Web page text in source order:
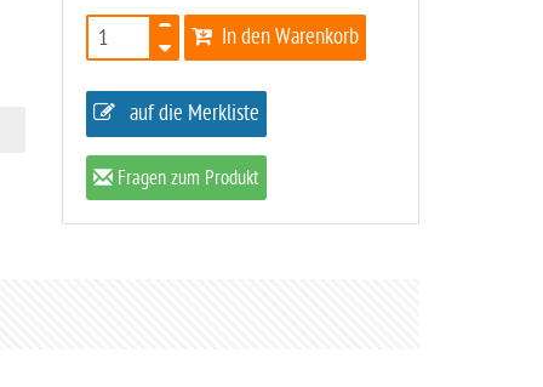
In den Warenkorb
auf die Merkliste
Fragen zum Produkt